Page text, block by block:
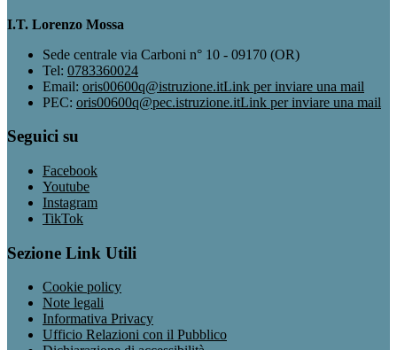
I.T. Lorenzo Mossa
Sede centrale via Carboni n° 10 - 09170 (OR)
Tel: 0783360024
Email: oris00600q@istruzione.itLink per inviare una mail
PEC: oris00600q@pec.istruzione.itLink per inviare una mail
Seguici su
Facebook
Youtube
Instagram
TikTok
Sezione Link Utili
Cookie policy
Note legali
Informativa Privacy
Ufficio Relazioni con il Pubblico